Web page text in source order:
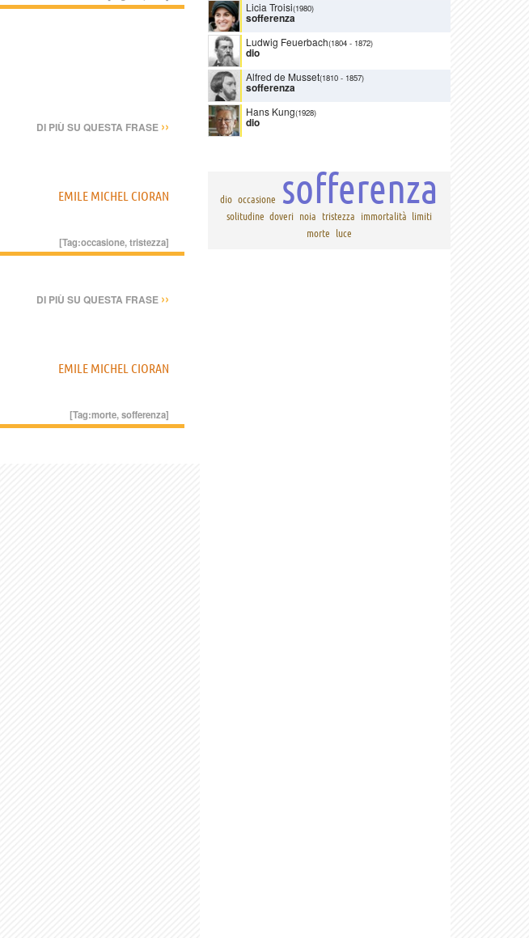
DI PIÙ SU QUESTA FRASE ››
EMILE MICHEL CIORAN
[Tag:occasione,tristezza]
DI PIÙ SU QUESTA FRASE ››
EMILE MICHEL CIORAN
[Tag:morte,sofferenza]
Licia Troisi(1980)
sofferenza
Ludwig Feuerbach(1804 - 1872)
dio
Alfred de Musset(1810 - 1857)
sofferenza
Hans Kung(1928)
dio
dio occasione sofferenza
solitudine doveri noia tristezza immortalità
limiti
morte
luce